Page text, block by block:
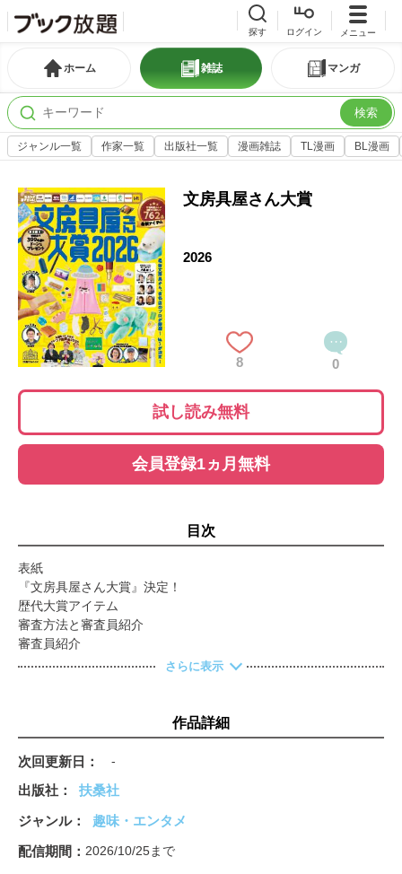
探す ログイン メニュー
ホーム 雑誌 マンガ
検索
ジャンル一覧 作家一覧 出版社一覧 漫画雑誌 TL漫画 BL漫画
文房具屋さん大賞
2026
8 0
試し読み無料
会員登録1ヵ月無料
目次
表紙
『文房具屋さん大賞』決定！
歴代大賞アイテム
審査方法と審査員紹介
審査員紹介
「大賞」開発秘話インタビュー
デザイン賞
機能賞
トレンド座談会
書く・消す部門
ボールペン賞
シャーペン賞
さらに表示
作品詳細
次回更新日 -
出版社
扶桑社
ジャンル
趣味・エンタメ
配信期間
2026/10/25まで